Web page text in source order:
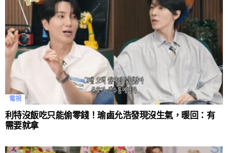
電視
利特沒飯吃只能偷零錢！瑜鹵允浩發現沒生氣，暖回：有
需要就拿